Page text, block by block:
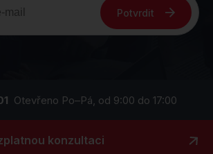
Potvrdit
Otevřeno Po–Pá, od 9:00 do 17:00
konzultaci